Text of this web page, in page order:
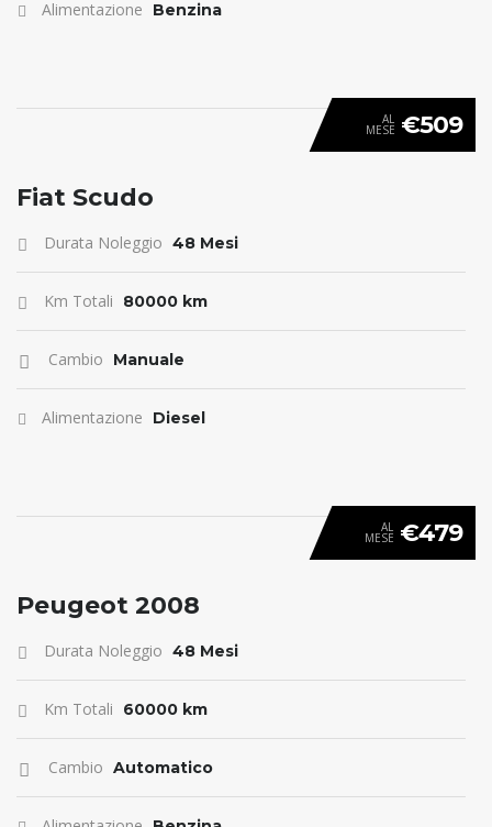
Alimentazione Benzina
ANTICIPO 0
AL
MESE €509
Fiat Scudo
Durata Noleggio 48 Mesi
Km Totali 80000 km
Cambio Manuale
Alimentazione Diesel
ANTICIPO 0
AL
MESE €479
Peugeot 2008
Durata Noleggio 48 Mesi
Km Totali 60000 km
Cambio Automatico